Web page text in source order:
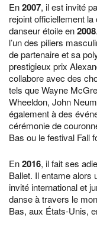
En2007, il est invité
rejoint officiellement
danseur étoile en2008
l’un des piliers
de partenaire et sa
prestigieux prix
collabore avec des
tels que Wayne
Wheeldon, John
également à des
cérémonie de
Bas ou le festival Fall
En2016, il fait ses
Ballet. Il entame alors
invité international et
danse à travers le
Bas, aux États-Unis,